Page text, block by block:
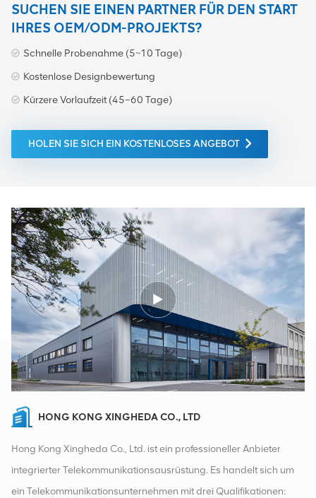
SUCHEN SIE EINEN PARTNER FÜR DEN START
IHRES OEM/ODM-PROJEKTS?
Schnelle Probenahme (5~10 Tage)
Kostenlose Designbewertung
Kürzere Vorlaufzeit (45–60 Tage)
HOLEN SIE SICH EIN KOSTENLOSES ANGEBOT
HONG KONG XINGHEDA CO., LTD
Hong Kong Xingheda Co., Ltd. ist ein professioneller Anbieter
integrierter Telekommunikationsausrüstung. Es handelt sich um
ein Telekommunikationsunternehmen mit drei Qualifikationen: